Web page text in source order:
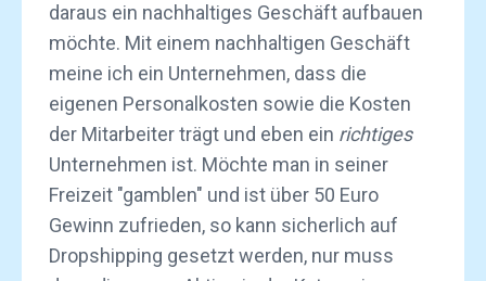
daraus ein nachhaltiges Geschäft aufbauen
möchte. Mit einem nachhaltigen Geschäft
meine ich ein Unternehmen, dass die
eigenen Personalkosten sowie die Kosten
der Mitarbeiter trägt und eben ein richtiges
Unternehmen ist. Möchte man in seiner
Freizeit "gamblen" und ist über 50 Euro
Gewinn zufrieden, so kann sicherlich auf
Dropshipping gesetzt werden, nur muss